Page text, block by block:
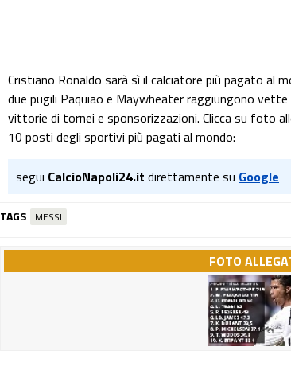
Cristiano Ronaldo sarà sì il calciatore più pagato al
due pugili Paquiao e Maywheater raggiungono
vittorie di tornei e sponsorizzazioni. Clicca su foto
10 posti degli sportivi più pagati al mondo:
segui CalcioNapoli24.it direttamente su Google
TAGS MESSI
FOTO